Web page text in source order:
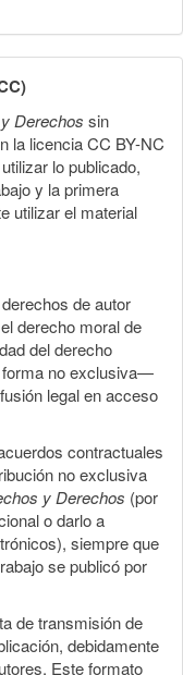
Derechos sin
la licencia CC BY-NC
lo publicado,
y la primera
utilizar el material
de autor
derecho moral de
del derecho
no exclusiva—
legal en acceso
contractuales
no exclusiva
y Derechos (por
o darlo a
siempre que
se publicó por
de transmisión de
debidamente
Este formato